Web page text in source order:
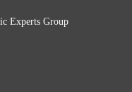
Experts Group